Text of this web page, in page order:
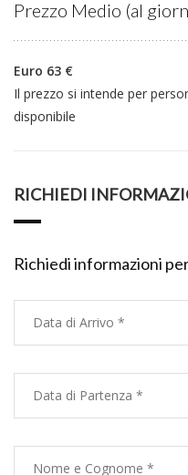
Prezzo Medio (al
Euro 63 €
Il prezzo si intende per
disponibile
RICHIEDI
Richiedi informazioni